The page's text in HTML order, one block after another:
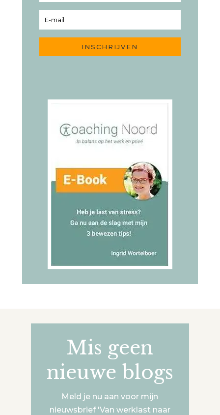
INSCHRIJVEN
Mis geen
nieuwe blogs
Meld je nu aan voor mijn
nieuwsbrief 'Van werklast naar